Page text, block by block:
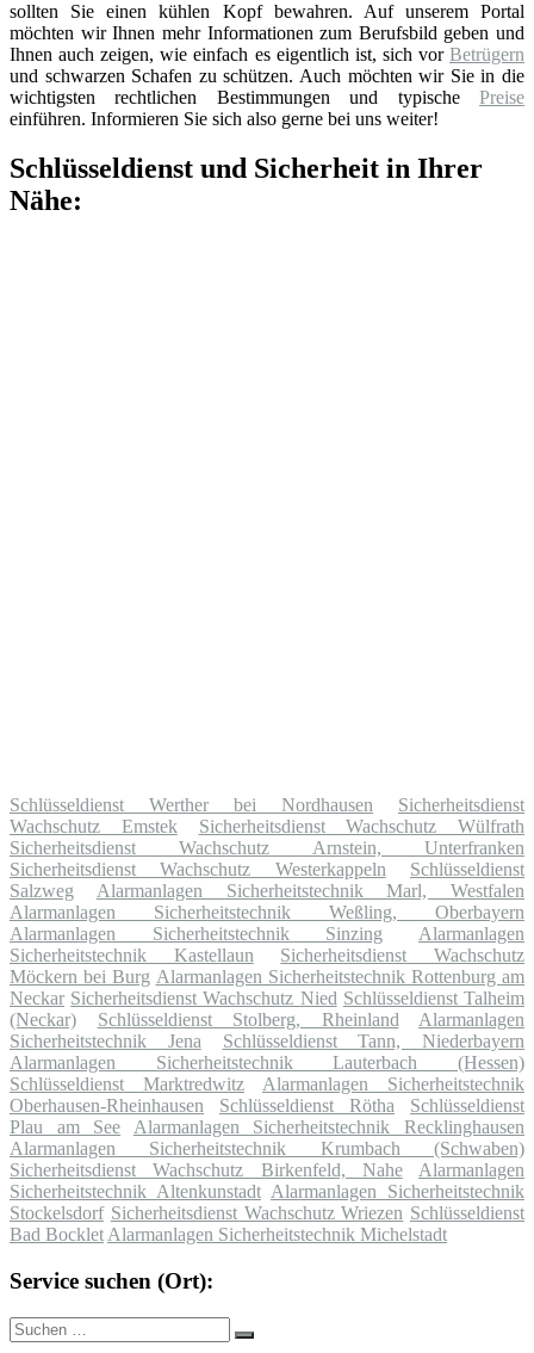
sollten Sie einen kühlen Kopf bewahren. Auf unserem Portal
möchten wir Ihnen mehr Informationen zum Berufsbild geben und
Ihnen auch zeigen, wie einfach es eigentlich ist, sich vor Betrügern
und schwarzen Schafen zu schützen. Auch möchten wir Sie in die
wichtigsten rechtlichen Bestimmungen und typische Preise
einführen. Informieren Sie sich also gerne bei uns weiter!
Schlüsseldienst und Sicherheit in Ihrer
Nähe:
Schlüsseldienst Werther bei Nordhausen
Sicherheitsdienst
Wachschutz Emstek
Sicherheitsdienst Wachschutz Wülfrath
Sicherheitsdienst Wachschutz Arnstein, Unterfranken
Sicherheitsdienst Wachschutz Westerkappeln
Schlüsseldienst
Salzweg
Alarmanlagen Sicherheitstechnik Marl, Westfalen
Alarmanlagen Sicherheitstechnik Weßling, Oberbayern
Alarmanlagen Sicherheitstechnik Sinzing
Alarmanlagen
Sicherheitstechnik Kastellaun
Sicherheitsdienst Wachschutz
Möckern bei Burg Alarmanlagen Sicherheitstechnik Rottenburg am
Neckar Sicherheitsdienst Wachschutz Nied Schlüsseldienst Talheim
(Neckar)
Schlüsseldienst Stolberg, Rheinland
Alarmanlagen
Sicherheitstechnik Jena
Schlüsseldienst Tann, Niederbayern
Alarmanlagen Sicherheitstechnik Lauterbach (Hessen)
Schlüsseldienst Marktredwitz
Alarmanlagen Sicherheitstechnik
Oberhausen-Rheinhausen
Schlüsseldienst Rötha
Schlüsseldienst
Plau am See
Alarmanlagen Sicherheitstechnik Recklinghausen
Alarmanlagen Sicherheitstechnik Krumbach (Schwaben)
Sicherheitsdienst Wachschutz Birkenfeld, Nahe
Alarmanlagen
Sicherheitstechnik Altenkunstadt Alarmanlagen Sicherheitstechnik
Stockelsdorf Sicherheitsdienst Wachschutz Wriezen Schlüsseldienst
Bad Bocklet Alarmanlagen Sicherheitstechnik Michelstadt
Service suchen (Ort):
Suche
nach:
Suchen